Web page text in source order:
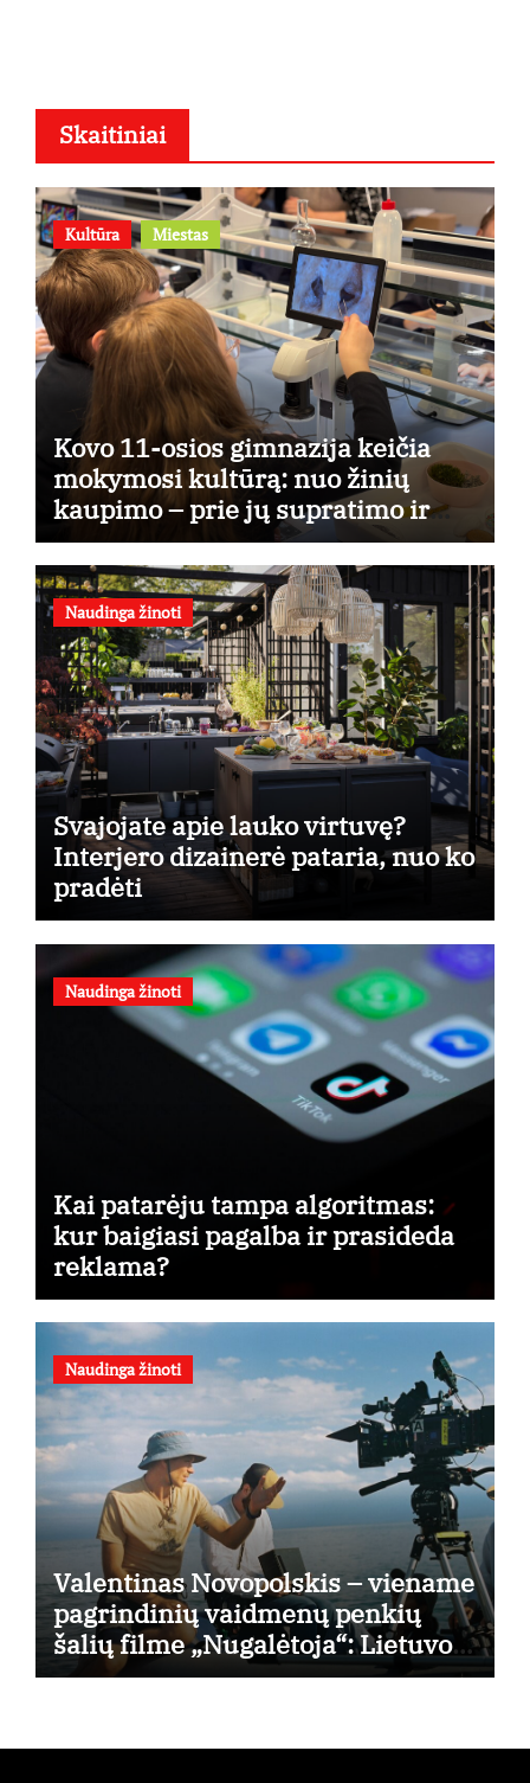
Skaitiniai
Kultūra Miestas
Kovo 11-osios gimnazija keičia
mokymosi kultūrą: nuo žinių
kaupimo – prie jų supratimo ir
taikymo
Naudinga žinoti
Svajojate apie lauko virtuvę?
Interjero dizainerė pataria, nuo ko
pradėti
Naudinga žinoti
Kai patarėju tampa algoritmas:
kur baigiasi pagalba ir prasideda
reklama?
Naudinga žinoti
Valentinas Novopolskis – viename
pagrindinių vaidmenų penkių
šalių filme „Nugalėtoja“: Lietuvos
kino teatruose – nuo rugpjūčio 7-